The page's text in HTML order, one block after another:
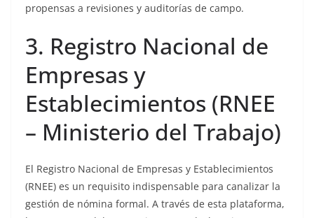
propensas a revisiones y auditorías de campo.
3. Registro Nacional de
Empresas y
Establecimientos (RNEE
– Ministerio del Trabajo)
El Registro Nacional de Empresas y Establecimientos
(RNEE) es un requisito indispensable para canalizar la
gestión de nómina formal. A través de esta plataforma,